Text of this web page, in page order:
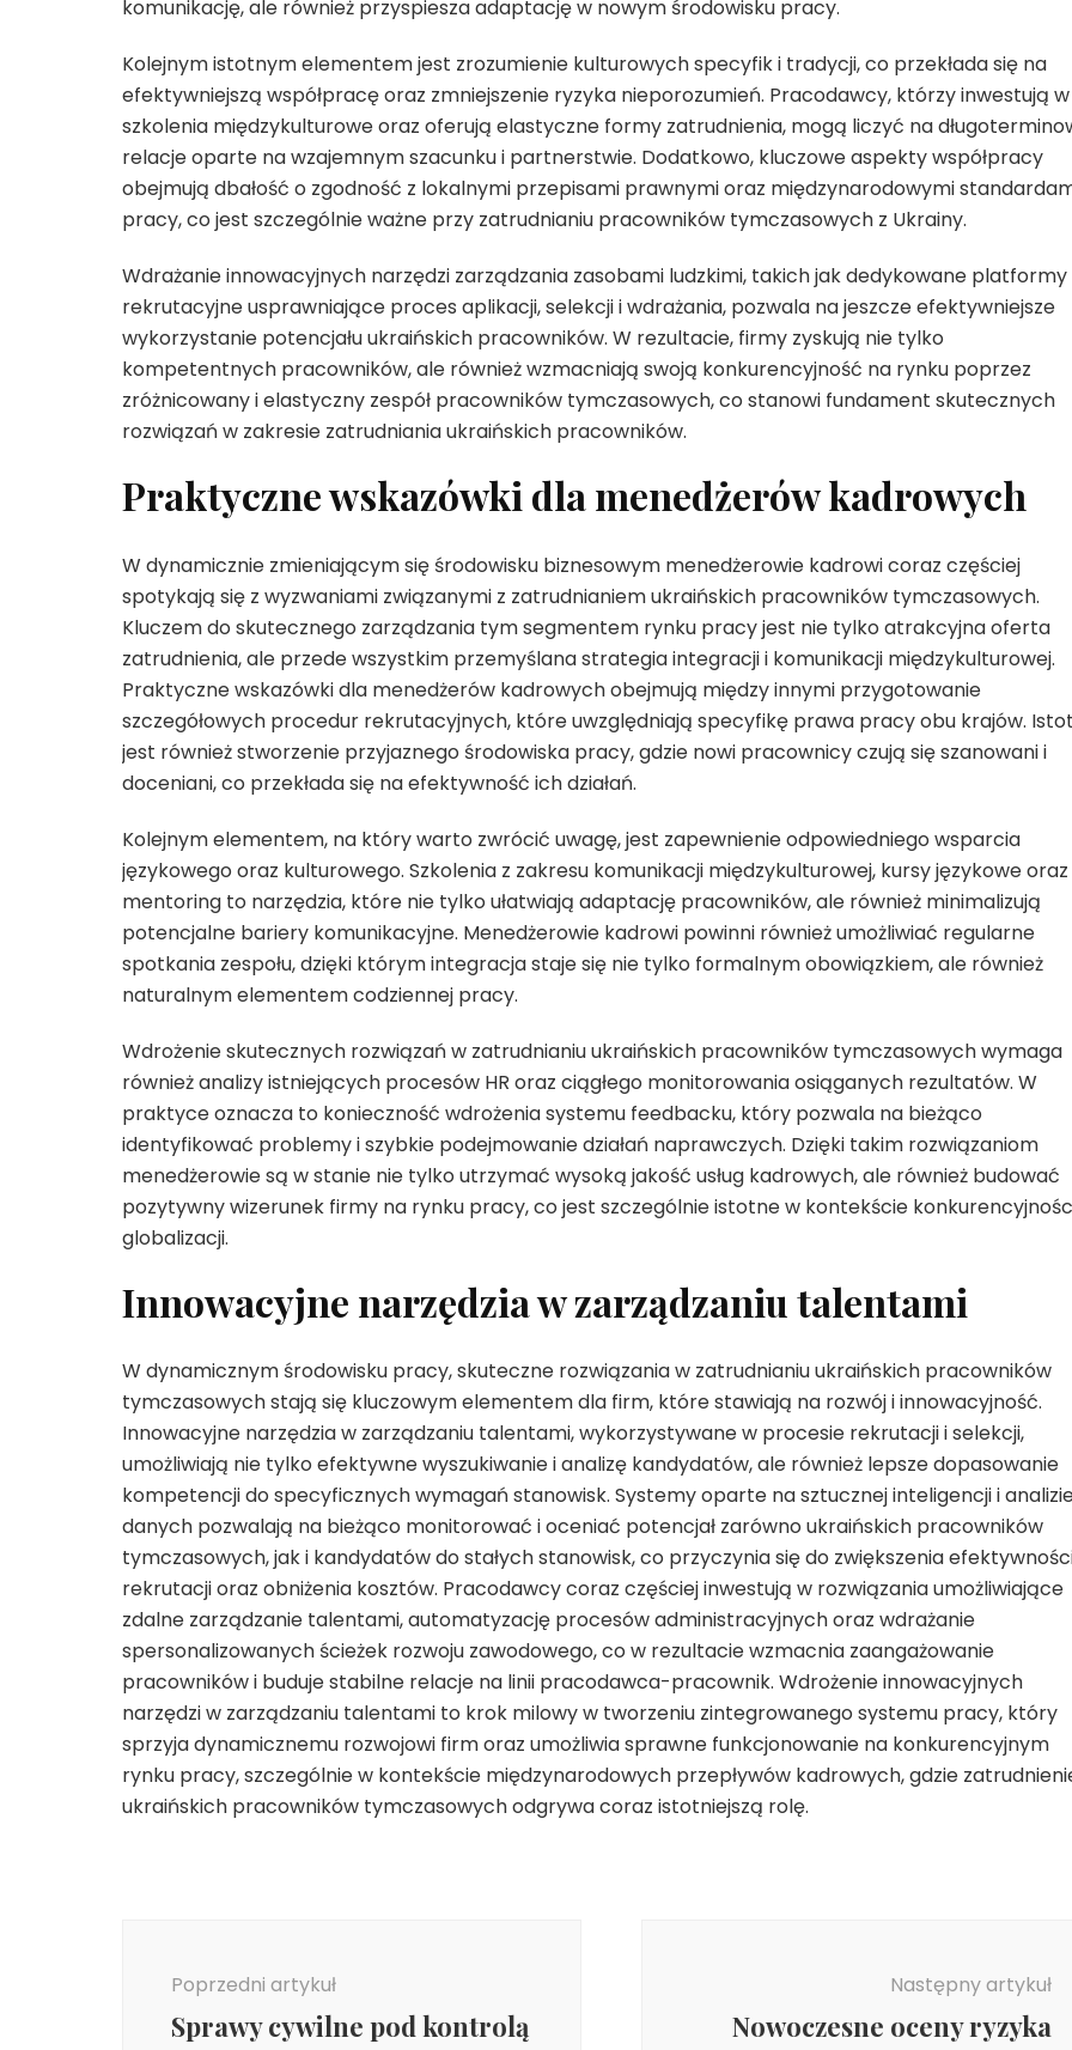
komunikację, ale również przyspiesza adaptację w nowym środowisku pracy.
Kolejnym istotnym elementem jest zrozumienie kulturowych specyfik i tradycji, co przekłada się na
efektywniejszą współpracę oraz zmniejszenie ryzyka nieporozumień. Pracodawcy, którzy inwestują w
szkolenia międzykulturowe oraz oferują elastyczne formy zatrudnienia, mogą liczyć na
relacje oparte na wzajemnym szacunku i partnerstwie. Dodatkowo, kluczowe aspekty współpracy
obejmują dbałość o zgodność z lokalnymi przepisami prawnymi oraz międzynarodowymi
pracy, co jest szczególnie ważne przy zatrudnianiu pracowników tymczasowych z Ukrainy.
Wdrażanie innowacyjnych narzędzi zarządzania zasobami ludzkimi, takich jak dedykowane platformy
rekrutacyjne usprawniające proces aplikacji, selekcji i wdrażania, pozwala na jeszcze efektywniejsze
wykorzystanie potencjału ukraińskich pracowników. W rezultacie, firmy zyskują nie tylko
kompetentnych pracowników, ale również wzmacniają swoją konkurencyjność na rynku poprzez
zróżnicowany i elastyczny zespół pracowników tymczasowych, co stanowi fundament skutecznych
rozwiązań w zakresie zatrudniania ukraińskich pracowników.
Praktyczne wskazówki dla menedżerów kadrowych
W dynamicznie zmieniającym się środowisku biznesowym menedżerowie kadrowi coraz częściej
spotykają się z wyzwaniami związanymi z zatrudnianiem ukraińskich pracowników tymczasowych.
Kluczem do skutecznego zarządzania tym segmentem rynku pracy jest nie tylko atrakcyjna oferta
zatrudnienia, ale przede wszystkim przemyślana strategia integracji i komunikacji międzykulturowej.
Praktyczne wskazówki dla menedżerów kadrowych obejmują między innymi przygotowanie
szczegółowych procedur rekrutacyjnych, które uwzględniają specyfikę prawa pracy obu krajów.
jest również stworzenie przyjaznego środowiska pracy, gdzie nowi pracownicy czują się szanowani i
doceniani, co przekłada się na efektywność ich działań.
Kolejnym elementem, na który warto zwrócić uwagę, jest zapewnienie odpowiedniego wsparcia
językowego oraz kulturowego. Szkolenia z zakresu komunikacji międzykulturowej, kursy językowe oraz
mentoring to narzędzia, które nie tylko ułatwiają adaptację pracowników, ale również minimalizują
potencjalne bariery komunikacyjne. Menedżerowie kadrowi powinni również umożliwiać regularne
spotkania zespołu, dzięki którym integracja staje się nie tylko formalnym obowiązkiem, ale również
naturalnym elementem codziennej pracy.
Wdrożenie skutecznych rozwiązań w zatrudnianiu ukraińskich pracowników tymczasowych wymaga
również analizy istniejących procesów HR oraz ciągłego monitorowania osiąganych rezultatów. W
praktyce oznacza to konieczność wdrożenia systemu feedbacku, który pozwala na bieżąco
identyfikować problemy i szybkie podejmowanie działań naprawczych. Dzięki takim rozwiązaniom
menedżerowie są w stanie nie tylko utrzymać wysoką jakość usług kadrowych, ale również budować
pozytywny wizerunek firmy na rynku pracy, co jest szczególnie istotne w kontekście
globalizacji.
Innowacyjne narzędzia w zarządzaniu talentami
W dynamicznym środowisku pracy, skuteczne rozwiązania w zatrudnianiu ukraińskich pracowników
tymczasowych stają się kluczowym elementem dla firm, które stawiają na rozwój i innowacyjność.
Innowacyjne narzędzia w zarządzaniu talentami, wykorzystywane w procesie rekrutacji i selekcji,
umożliwiają nie tylko efektywne wyszukiwanie i analizę kandydatów, ale również lepsze dopasowanie
kompetencji do specyficznych wymagań stanowisk. Systemy oparte na sztucznej inteligencji i
danych pozwalają na bieżąco monitorować i oceniać potencjał zarówno ukraińskich pracowników
tymczasowych, jak i kandydatów do stałych stanowisk, co przyczynia się do zwiększenia
rekrutacji oraz obniżenia kosztów. Pracodawcy coraz częściej inwestują w rozwiązania umożliwiające
zdalne zarządzanie talentami, automatyzację procesów administracyjnych oraz wdrażanie
spersonalizowanych ścieżek rozwoju zawodowego, co w rezultacie wzmacnia zaangażowanie
pracowników i buduje stabilne relacje na linii pracodawca-pracownik. Wdrożenie innowacyjnych
narzędzi w zarządzaniu talentami to krok milowy w tworzeniu zintegrowanego systemu pracy, który
sprzyja dynamicznemu rozwojowi firm oraz umożliwia sprawne funkcjonowanie na konkurencyjnym
rynku pracy, szczególnie w kontekście międzynarodowych przepływów kadrowych, gdzie
ukraińskich pracowników tymczasowych odgrywa coraz istotniejszą rolę.
Poprzedni artykuł
Sprawy cywilne pod kontrolą
Następny artykuł
Nowoczesne oceny ryzyka